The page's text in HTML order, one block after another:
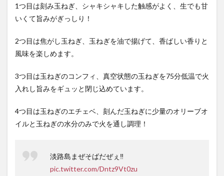
1つ目は刻み玉ねぎ、シャキシャキした触感がよく、生でも甘
いくて旨みがぎっしり！
2つ目は焦がし玉ねぎ、玉ねぎを油で揚げて、香ばしい香りと
風味を楽しめます。
3つ目は玉ねぎのコンフィ、真空状態の玉ねぎを75分低温で火
入れし旨みをギュッと閉じ込めています。
4つ目は玉ねぎのエチェベ、刻んだ玉ねぎに少量のオリーブオ
イルと玉ねぎの水分のみで火を通し調理！
淡路島まぜそばだぜぇ‼️
pic.twitter.com/Dntz9Vt0zu